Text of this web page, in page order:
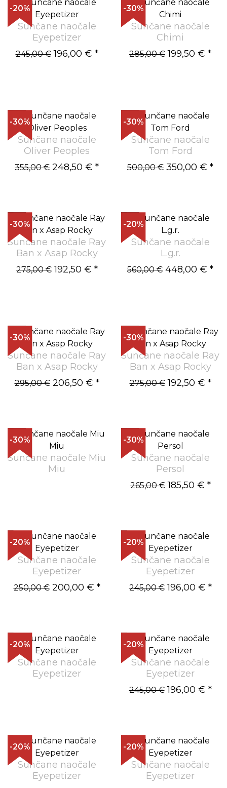
-20%
Sunčane naočale
Eyepetizer
245,00 €196,00 € *
-30%
Sunčane naočale
Chimi
285,00 € 199,50 € *
-30%
Sunčane naočale
Oliver Peoples
355,00 € 248,50 € *
-30%
Sunčane naočale
Tom Ford
500,00 € 350,00 € *
-30%
Sunčane naočale Ray
Ban x Asap Rocky
275,00 €192,50 € *
-20%
Sunčane naočale
L.g.r.
560,00 € 448,00 € *
-30%
Sunčane naočale Ray
Ban x Asap Rocky
295,00 €206,50 € *
-30%
Sunčane naočale Ray
Ban x Asap Rocky
275,00 €192,50 € *
-30%
Sunčane naočale Miu
Miu
-30%
Sunčane naočale
Persol
265,00 €185,50 € *
-20%
Sunčane naočale
Eyepetizer
250,00 €200,00 € *
-20%
Sunčane naočale
Eyepetizer
245,00 €196,00 € *
-20%
Sunčane naočale
Eyepetizer
-20%
Sunčane naočale
Eyepetizer
245,00 €196,00 € *
-20%
Sunčane naočale
Eyepetizer
-20%
Sunčane naočale
Eyepetizer